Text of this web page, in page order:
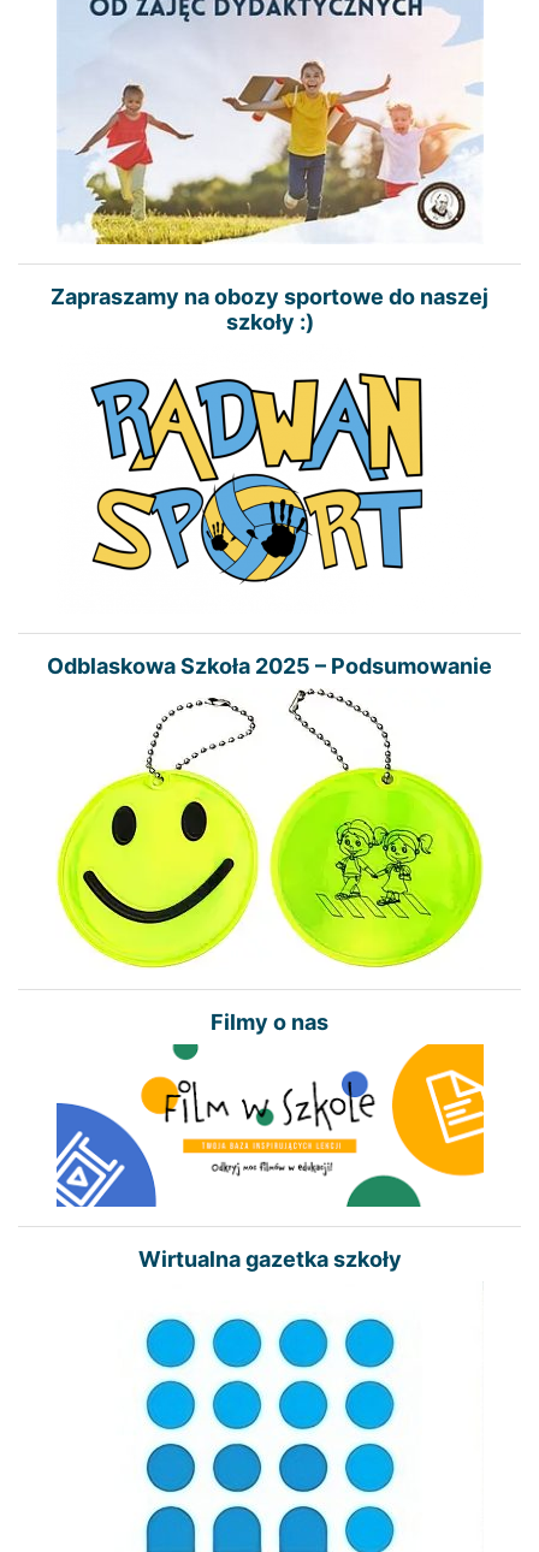
Zapraszamy na obozy sportowe do naszej
szkoły :)
Odblaskowa Szkoła 2025 – Podsumowanie
Filmy o nas
Wirtualna gazetka szkoły